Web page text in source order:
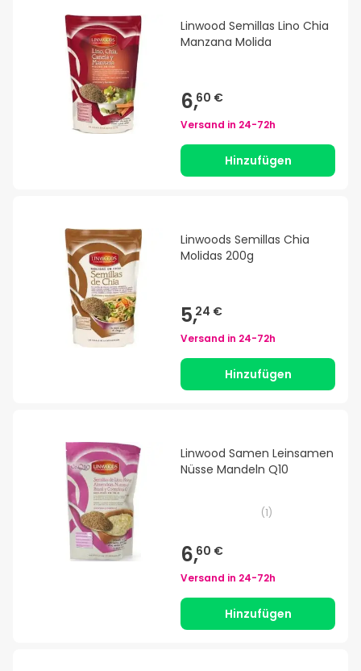
Linwood Semillas Lino Chia
Manzana Molida
6,60 €
Versand in 24-72h
Hinzufügen
Linwoods Semillas Chia
Molidas 200g
5,24 €
Versand in 24-72h
Hinzufügen
Linwood Samen Leinsamen
Nüsse Mandeln Q10
(1)
6,60 €
Versand in 24-72h
Hinzufügen